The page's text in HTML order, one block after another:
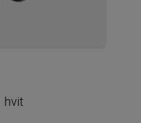
hvit